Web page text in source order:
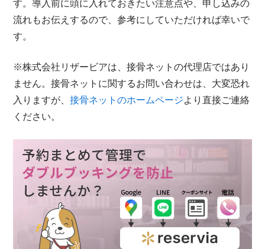
す。導入前に頭に入れておきたい注意点や、申し込みの
流れもお伝えするので、参考にしていただければ幸いで
す。
※株式会社リザービアは、接骨ネットの代理店ではあり
ません。接骨ネットに関するお問い合わせは、大変恐れ
入りますが、接骨ネットのホームページより直接ご連絡
ください。